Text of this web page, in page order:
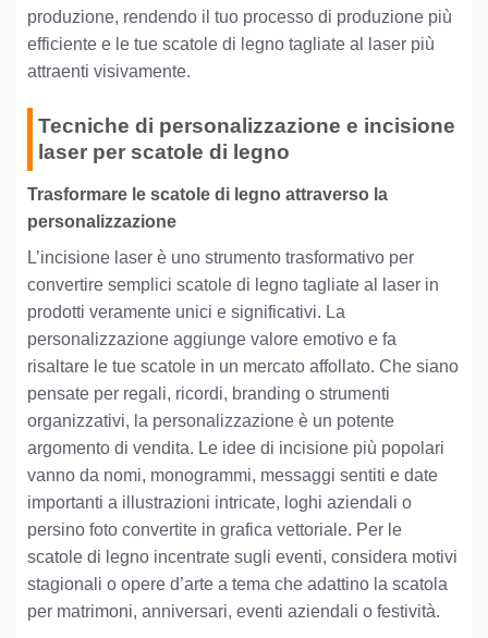
produzione, rendendo il tuo processo di produzione più
efficiente e le tue scatole di legno tagliate al laser più
attraenti visivamente.
Tecniche di personalizzazione e incisione
laser per scatole di legno
Trasformare le scatole di legno attraverso la
personalizzazione
L’incisione laser è uno strumento trasformativo per
convertire semplici scatole di legno tagliate al laser in
prodotti veramente unici e significativi. La
personalizzazione aggiunge valore emotivo e fa
risaltare le tue scatole in un mercato affollato. Che siano
pensate per regali, ricordi, branding o strumenti
organizzativi, la personalizzazione è un potente
argomento di vendita. Le idee di incisione più popolari
vanno da nomi, monogrammi, messaggi sentiti e date
importanti a illustrazioni intricate, loghi aziendali o
persino foto convertite in grafica vettoriale. Per le
scatole di legno incentrate sugli eventi, considera motivi
stagionali o opere d’arte a tema che adattino la scatola
per matrimoni, anniversari, eventi aziendali o festività.